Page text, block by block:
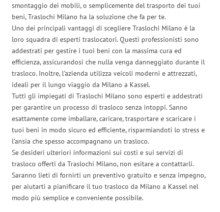
smontaggio dei mobili, o semplicemente del trasporto dei tuoi
beni, Traslochi Milano ha la soluzione che fa per te.
Uno dei principali vantaggi di scegliere Traslochi Milano è la
loro squadra di esperti traslocatori. Questi professionisti sono
addestrati per gestire i tuoi beni con la massima cura ed
efficienza, assicurandosi che nulla venga danneggiato durante il
trasloco. Inoltre, l’azienda utilizza veicoli moderni e attrezzati,
ideali per il lungo viaggio da Milano a Kassel.
Tutti gli impiegati di Traslochi Milano sono esperti e addestrati
per garantire un processo di trasloco senza intoppi. Sanno
esattamente come imballare, caricare, trasportare e scaricare i
tuoi beni in modo sicuro ed efficiente, risparmiandoti lo stress e
l’ansia che spesso accompagnano un trasloco.
Se desideri ulteriori informazioni sui costi e sui servizi di
trasloco offerti da Traslochi Milano, non esitare a contattarli.
Saranno lieti di fornirti un preventivo gratuito e senza impegno,
per aiutarti a pianificare il tuo trasloco da Milano a Kassel nel
modo più semplice e conveniente possibile.